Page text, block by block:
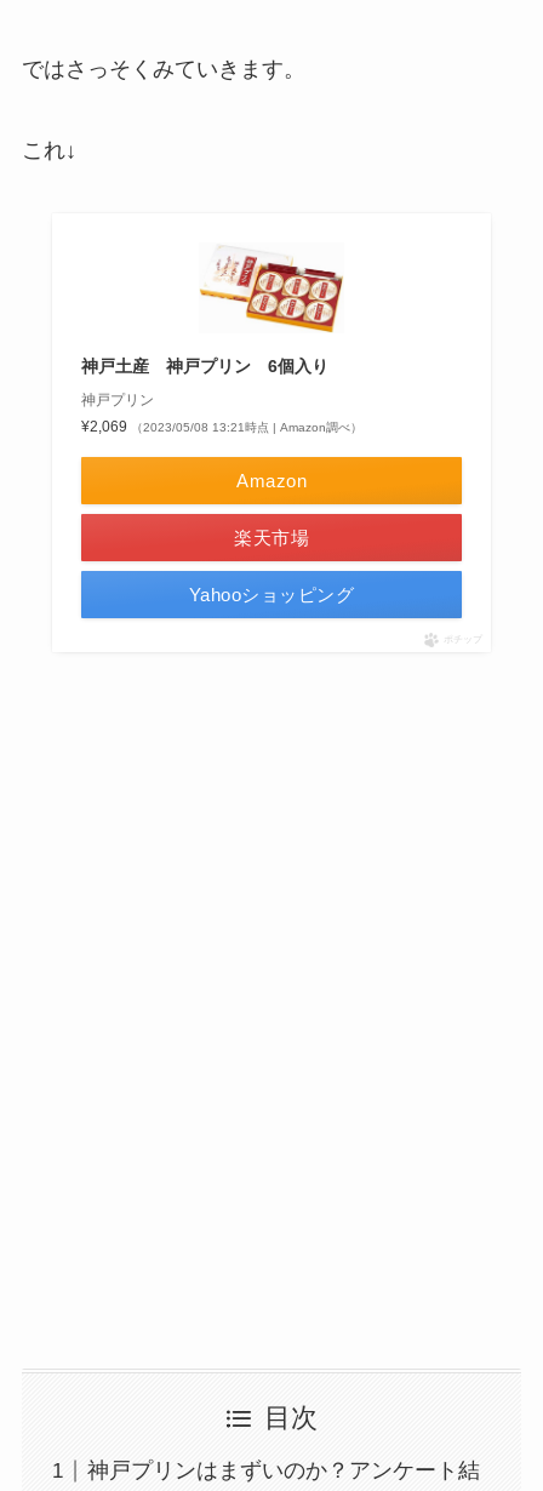
ではさっそくみていきます。
これ↓
神戸土産 神戸プリン 6個入り
神戸プリン
¥2,069
（2023/05/08 13:21時点 | Amazon調べ）
Amazon
楽天市場
Yahooショッピング
ポチップ
目次
神戸プリンはまずいのか？アンケート結